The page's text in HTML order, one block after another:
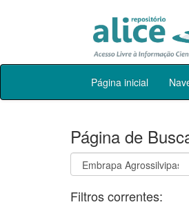
Skip
Página inicial
Página de
Filtros correntes: